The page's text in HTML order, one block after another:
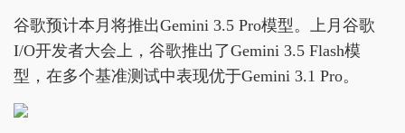
谷歌预计本月将推出Gemini 3.5 Pro模型。上月谷歌
I/O开发者大会上，谷歌推出了Gemini 3.5 Flash模
型，在多个基准测试中表现优于Gemini 3.1 Pro。